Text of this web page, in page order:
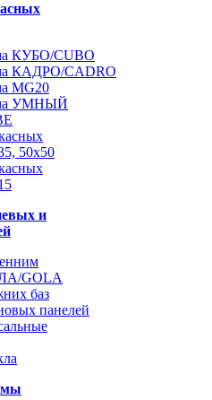
КУБО/CUBO
КАДРО/CADRO
MG20
УМНЫЙ
50x50
и
GOLA
баз
панелей